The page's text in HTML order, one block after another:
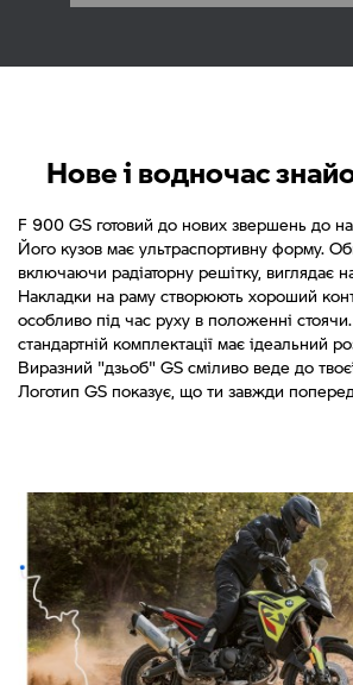
Нове і водночас
F 900 GS готовий до нових звершень до
Його кузов має ультраспортивну форму.
включаючи радіаторну решітку, виглядає
Накладки на раму створюють хороший
особливо під час руху в положенні
стандартній комплектації має ідеальний
Виразний "дзьоб" GS сміливо веде до
Логотип GS показує, що ти завжди